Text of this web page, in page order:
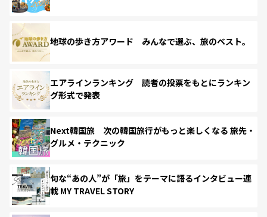
地球の歩き方アワード みんなで選ぶ、旅のベスト。
エアラインランキング 読者の投票をもとにランキン
グ形式で発表
Next韓国旅 次の韓国旅行がもっと楽しくなる 旅先・
グルメ・テクニック
旬な“あの人”が「旅」をテーマに語るインタビュー連
載 MY TRAVEL STORY